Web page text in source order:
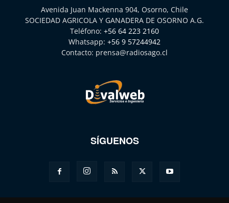
Avenida Juan Mackenna 904, Osorno, Chile
SOCIEDAD AGRICOLA Y GANADERA DE OSORNO A.G.
Teléfono: +56 64 223 2160
Whatsapp: +56 9 57244942
Contacto: prensa@radiosago.cl
SÍGUENOS